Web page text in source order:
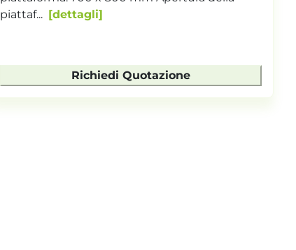
piattaf...
dettagli
Richiedi Quotazione